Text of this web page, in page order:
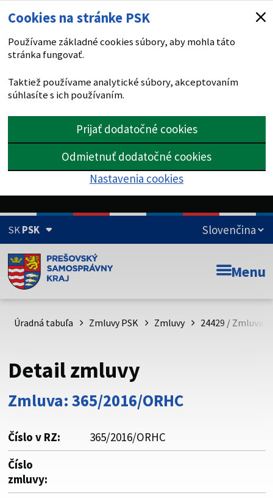
Cookies na stránke PSK
Používame základné cookies súbory, aby mohla táto
stránka fungovať.
Taktiež používame analytické súbory, akceptovaním
súhlasíte s ich používaním.
Prijať dodatočné cookies
Odmietnuť dodatočné cookies
Nastavenia cookies
SKPSK
Doména psk.sk je oficiálna
Toto je oficiálna webová stránka Prešovského
psk.sk.
Buďte pozorní a vždy sa uistite, že zdieľate informácie iba
cez zabezpečenú webovú stránku. Zabezpečená stránka
vždy začína https:// pred názvom domény webového sídla.
Menu
Úradná tabuľa Zmluvy PSK Zmluvy 24429 / Zmluva
Detail zmluvy
Zmluva: 365/2016/ORHC
Číslo v RZ:
365/2016/ORHC
Číslo
zmluvy: